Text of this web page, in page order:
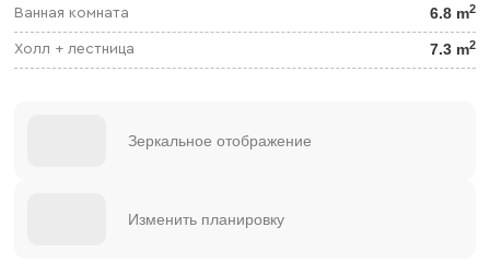
Ванная комната 6.8 m2
Холл + лестница 7.3 m2
Зеркальное отображение
Изменить планировку